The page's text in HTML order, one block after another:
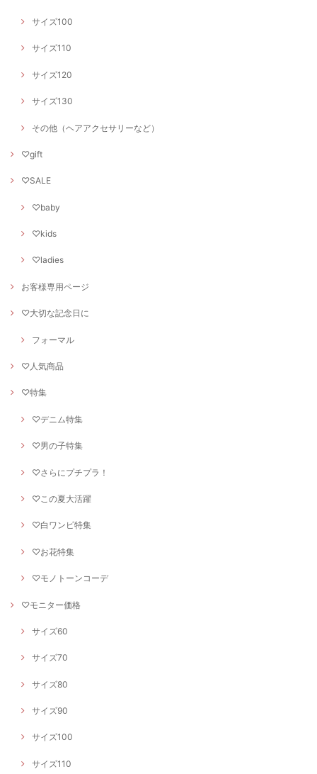
サイズ100
サイズ110
サイズ120
サイズ130
その他（ヘアアクセサリーなど）
♡gift
♡SALE
♡baby
♡kids
♡ladies
お客様専用ページ
♡大切な記念日に
フォーマル
♡人気商品
♡特集
♡デニム特集
♡男の子特集
♡さらにプチプラ！
♡この夏大活躍
♡白ワンピ特集
♡お花特集
♡モノトーンコーデ
♡モニター価格
サイズ60
サイズ70
サイズ80
サイズ90
サイズ100
サイズ110